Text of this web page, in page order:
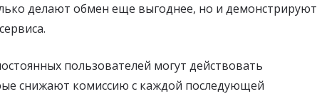
делают обмен еще выгоднее, но и демонстрируют
пользователей могут действовать
снижают комиссию с каждой последующей